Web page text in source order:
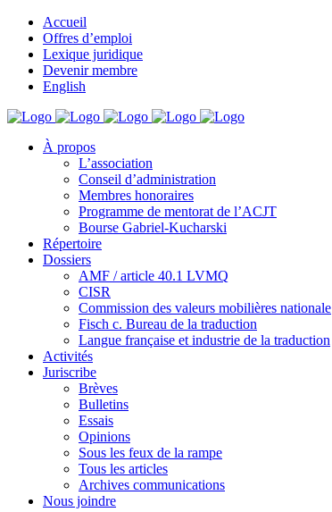
Accueil
Offres d’emploi
Lexique juridique
Devenir membre
English
À propos
L’association
Conseil d’administration
Membres honoraires
Programme de mentorat de l’ACJT
Bourse Gabriel-Kucharski
Répertoire
Dossiers
AMF / article 40.1 LVMQ
CISR
Commission des valeurs mobilières nationale
Fisch c. Bureau de la traduction
Langue française et industrie de la traduction
Activités
Juriscribe
Brèves
Bulletins
Essais
Opinions
Sous les feux de la rampe
Tous les articles
Archives communications
Nous joindre